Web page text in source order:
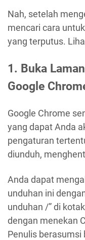
Nah, setelah
mencari cara
yang terputus.
1. Buka
Google
Google Chrome
yang dapat Anda
pengaturan
diunduh,
Anda dapat
unduhan ini
unduhan /” di
dengan menekan
Penulis